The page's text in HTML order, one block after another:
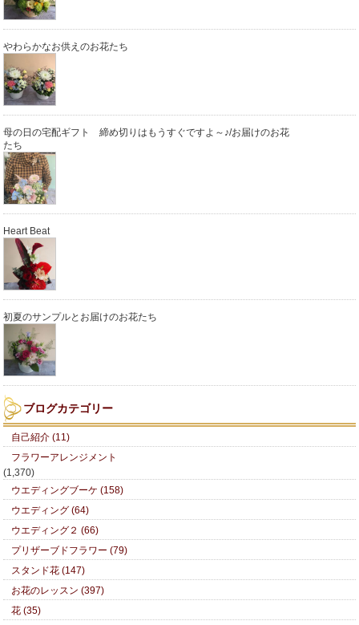
やわらかなお供えのお花たち
母の日の宅配ギフト 締め切りはもうすぐですよ～♪/お届けのお花
たち
Heart Beat
初夏のサンプルとお届けのお花たち
ブログカテゴリー
自己紹介 (11)
フラワーアレンジメント
(1,370)
ウエディングブーケ (158)
ウエディング (64)
ウエディング２ (66)
プリザーブドフラワー (79)
スタンド花 (147)
お花のレッスン (397)
花 (35)